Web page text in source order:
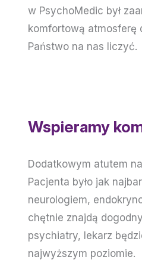
w PsychoMedic był
komfortową atmosferę
Państwo na nas liczyć.
Wspieramy
Dodatkowym atutem
Pacjenta było jak
neurologiem,
chętnie znajdą
psychiatry, lekarz
najwyższym poziomie.